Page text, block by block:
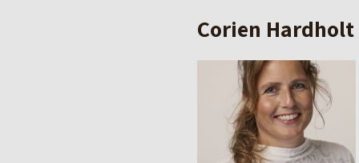
Corien Hardholt